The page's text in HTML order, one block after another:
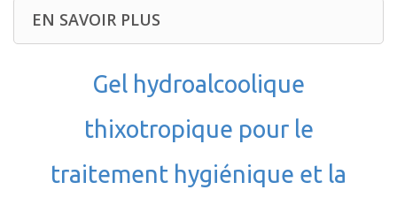
EN SAVOIR PLUS
Gel hydroalcoolique
thixotropique pour le
traitement hygiénique et la